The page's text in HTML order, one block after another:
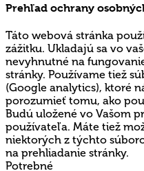
Prehľad ochrany
Táto webová stránka
zážitku. Ukladajú sa vo
nevyhnutné na
stránky. Používame tiež
(Google analytics), ktoré
porozumieť tomu, ako
Budú uložené vo Vašom
používateľa. Máte tiež
niektorých z týchto
na prehliadanie stránky.
Potrebné